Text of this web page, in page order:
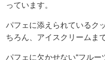
っています。
パフェに添えられているク
ちろん、アイスクリームま
パフェに欠かせない“フルー